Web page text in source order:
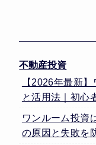
不動産投資
【2026年最新
と活用法｜初心
ワンルーム投資
の原因と失敗を